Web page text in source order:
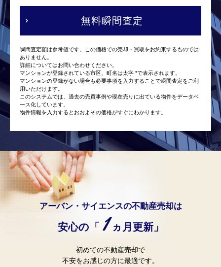
無料瞬間査定
瞬間査定額は参考値です。この価格での売却・買取をお約束するものでは
ありません。
詳細についてはお問い合わせください。
マンションが登録されている市区、町名は太字 *で表示されます。
マンションの登録がない場合も必要事項を入力することで瞬間査定をご利
用いただけます。
このシステムでは、過去の売買事例や現在売りに出ている物件をデータベ
ース化しています。
物件情報を入力するとおおよその価格がすぐにわかります。
アーバン・サイエンスの不動産売却は
安心の「 1 ヵ月更新」
初めての不動産売却で
不安をお感じの方に最適です。